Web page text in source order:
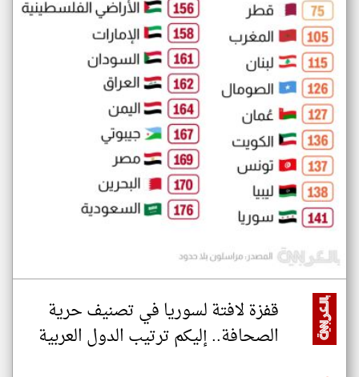
قفزة لافتة لسوريا في تصنيف حرية
الصحافة.. إليكم ترتيب الدول العربية